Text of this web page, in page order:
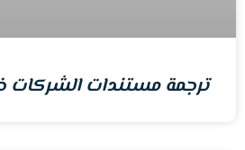
ترجمة مستندات الشركات